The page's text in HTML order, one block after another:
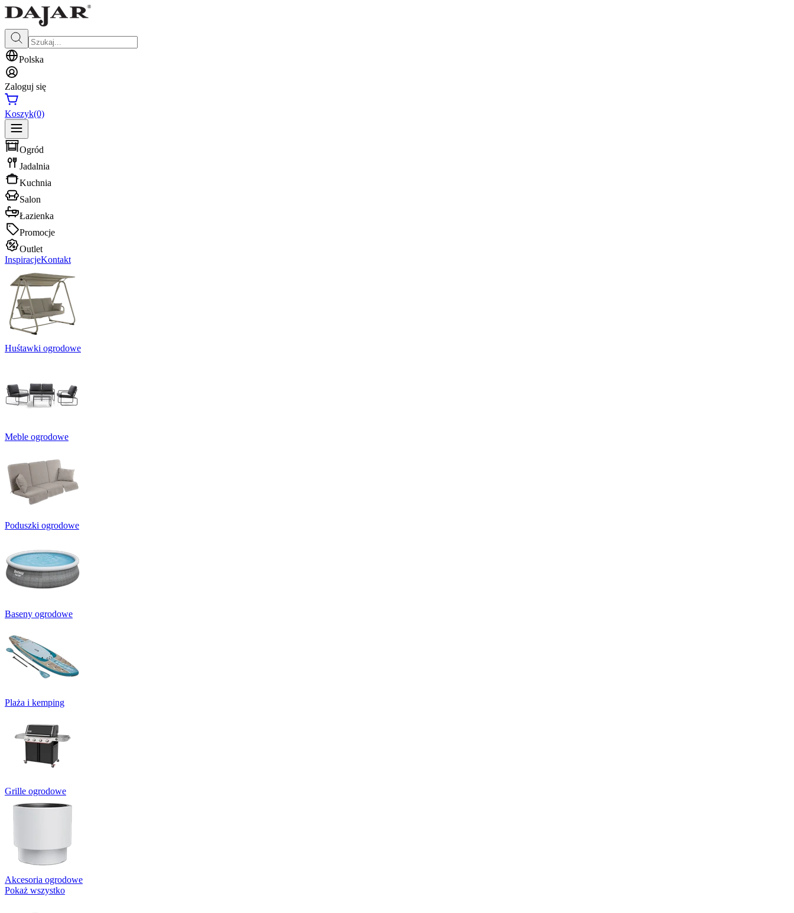
Polska
Zaloguj się
Koszyk(0)
Ogród
Jadalnia
Kuchnia
Salon
Łazienka
Promocje
Outlet
InspiracjeKontakt
Huśtawki ogrodowe
Meble ogrodowe
Poduszki ogrodowe
Baseny ogrodowe
Plaża i kemping
Grille ogrodowe
Akcesoria ogrodowe
Pokaż wszystko